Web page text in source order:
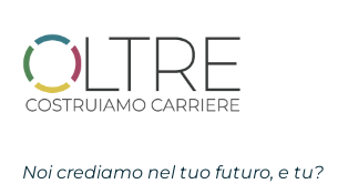
Noi crediamo nel tuo futuro, e tu?